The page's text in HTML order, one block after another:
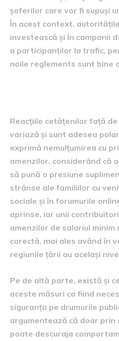
șoferilor care vor fi supuși
În acest context,
investească și în campanii
a participanților la trafic,
noile reglements sunt bine
Reacțiile cetățenilor față
variază și sunt adesea
exprimă nemulțumirea cu
amenzilor, considerând că
să pună o presiune
strânse ale familiilor cu
sociale și în forumurile
aprinse, iar unii
amenzilor de salariul
corectă, mai ales având în
regiunile țării au același
Pe de altă parte, există și
aceste măsuri ca fiind
siguranța pe drumurile
argumentează că doar prin
poate descuraja